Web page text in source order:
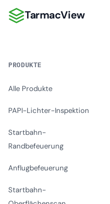
TarmacView
TarmacView
PRODUKTE
Alle Produkte
PAPI-Lichter-Inspektion
Startbahn-
Randbefeuerung
Anflugbefeuerung
Startbahn-